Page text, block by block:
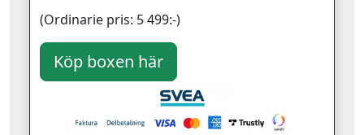
(Ordinarie pris: 5 499:-)